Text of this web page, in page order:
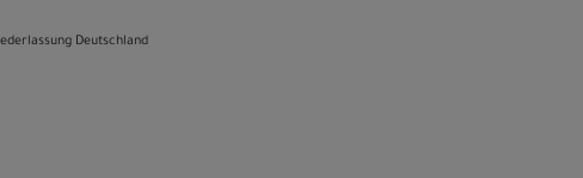
Deutschland